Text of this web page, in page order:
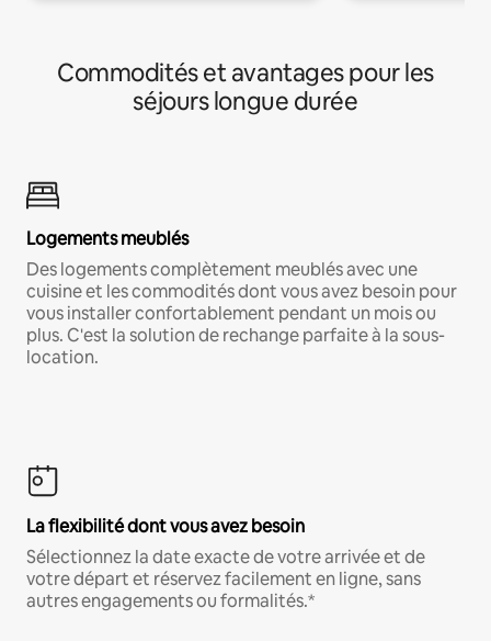
Commodités et avantages pour les
séjours longue durée
Logements meublés
Des logements complètement meublés avec une
cuisine et les commodités dont vous avez besoin pour
vous installer confortablement pendant un mois ou
plus. C'est la solution de rechange parfaite à la sous-
location.
La flexibilité dont vous avez besoin
Sélectionnez la date exacte de votre arrivée et de
votre départ et réservez facilement en ligne, sans
autres engagements ou formalités.*